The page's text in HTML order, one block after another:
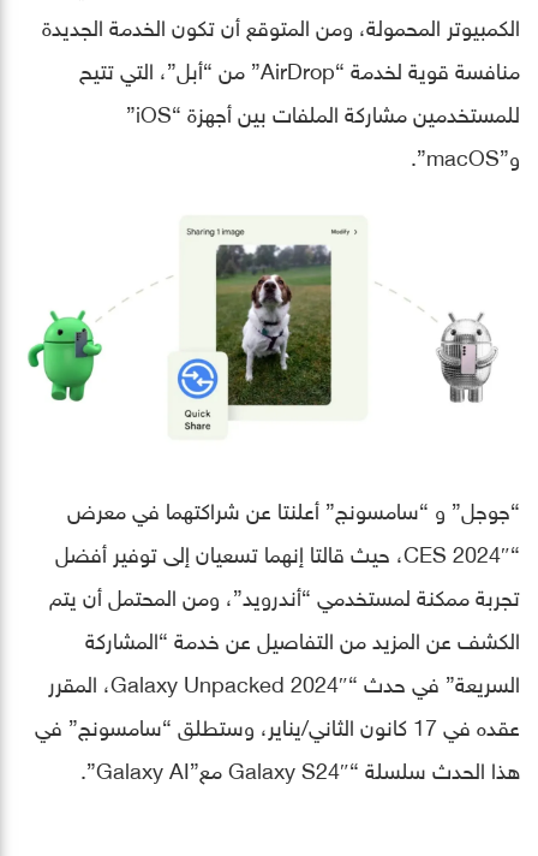
الكمبيوتر المحمولة، ومن المتوقع أن تكون الخدمة الجديدة
منافسة قوية لخدمة “AirDrop” من “أبل”، التي تتيح
للمستخدمين مشاركة الملفات بين أجهزة “iOS”
و”macOS”.
“جوجل” و “سامسونج” أعلنتا عن شراكتهما في معرض
“CES 2024″، حيث قالتا إنهما تسعيان إلى توفير أفضل
تجربة ممكنة لمستخدمي “أندرويد”، ومن المحتمل أن يتم
الكشف عن المزيد من التفاصيل عن خدمة “المشاركة
السريعة” في حدث “Galaxy Unpacked 2024″، المقرر
عقده في 17 كانون الثاني/يناير، وستطلق “سامسونج” في
هذا الحدث سلسلة “Galaxy S24″ مع”Galaxy AI”.